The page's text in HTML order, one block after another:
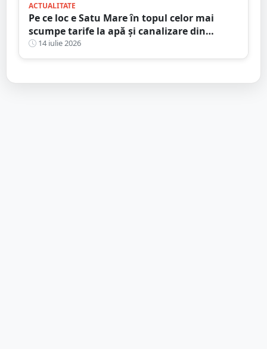
ACTUALITATE
Pe ce loc e Satu Mare în topul celor mai
scumpe tarife la apă și canalizare din
România
14 iulie 2026